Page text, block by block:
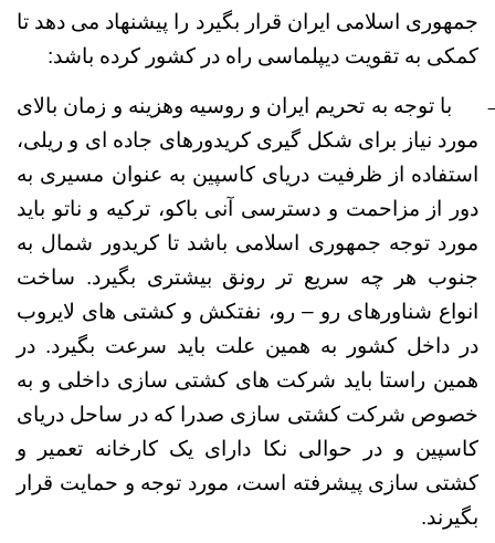
جمهوری اسلامی ایران قرار بگیرد را پیشنهاد می دهد تا
کمکی به تقویت دیپلماسی راه در کشور کرده باشد:
با توجه به تحریم ایران و روسیه وهزینه و زمان بالای
مورد نیاز برای شکل گیری کریدورهای جاده ای و ریلی،
استفاده از ظرفیت دریای کاسپین به عنوان مسیری به
دور از مزاحمت و دسترسی آنی باکو، ترکیه و ناتو باید
مورد توجه جمهوری اسلامی باشد تا کریدور شمال به
جنوب هر چه سریع تر رونق بیشتری بگیرد. ساخت
انواع شناورهای رو – رو، نفتکش و کشتی های لایروب
در داخل کشور به همین علت باید سرعت بگیرد. در
همین راستا باید شرکت های کشتی سازی داخلی و به
خصوص شرکت کشتی سازی صدرا که در ساحل دریای
کاسپین و در حوالی نکا دارای یک کارخانه تعمیر و
کشتی سازی پیشرفته است، مورد توجه و حمایت قرار
بگیرند.